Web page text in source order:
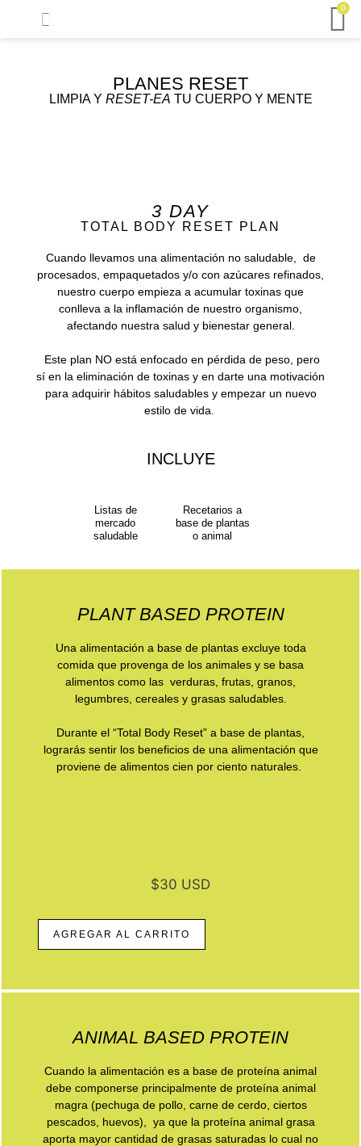
0
PLANES RESET
LIMPIA Y RESET-EA TU CUERPO Y MENTE
3 DAY
TOTAL BODY RESET PLAN
Cuando llevamos una alimentación no saludable, de
procesados, empaquetados y/o con azúcares refinados,
nuestro cuerpo empieza a acumular toxinas que
conlleva a la inflamación de nuestro organismo,
afectando nuestra salud y bienestar general.
Este plan NO está enfocado en pérdida de peso, pero
sí en la eliminación de toxinas y en darte una motivación
para adquirir hábitos saludables y empezar un nuevo
estilo de vida.
INCLUYE
Listas de
mercado
saludable
Recetarios a
base de plantas
o animal
PLANT BASED PROTEIN
Una alimentación a base de plantas excluye toda
comida que provenga de los animales y se basa
alimentos como las verduras, frutas, granos,
legumbres, cereales y grasas saludables.
Durante el “Total Body Reset” a base de plantas,
lograrás sentir los beneficios de una alimentación que
proviene de alimentos cien por ciento naturales.
$30 USD
AGREGAR AL CARRITO
ANIMAL BASED PROTEIN
Cuando la alimentación es a base de proteína animal
debe componerse principalmente de proteína animal
magra (pechuga de pollo, carne de cerdo, ciertos
pescados, huevos), ya que la proteína animal grasa
aporta mayor cantidad de grasas saturadas lo cual no